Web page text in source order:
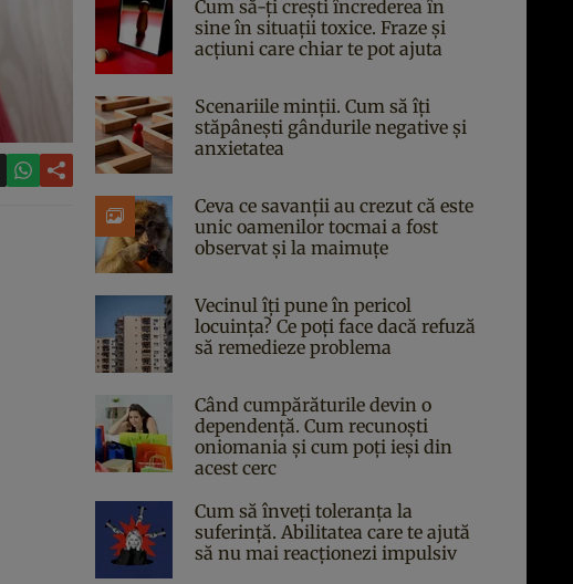
Cum să-ți crești încrederea în
sine în situații toxice. Fraze și
acțiuni care chiar te pot ajuta
Scenariile minții. Cum să îți
stăpânești gândurile negative și
anxietatea
Ceva ce savanții au crezut că este
unic oamenilor tocmai a fost
observat și la maimuțe
Vecinul îți pune în pericol
locuința? Ce poți face dacă refuză
să remedieze problema
Când cumpărăturile devin o
dependență. Cum recunoști
oniomania și cum poți ieși din
acest cerc
Cum să înveți toleranța la
suferință. Abilitatea care te ajută
să nu mai reacționezi impulsiv